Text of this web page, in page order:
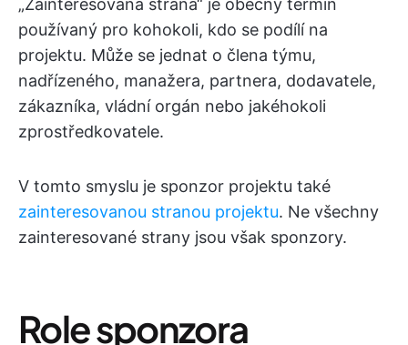
„Zainteresovaná strana“ je obecný termín
používaný pro kohokoli, kdo se podílí na
projektu. Může se jednat o člena týmu,
nadřízeného, manažera, partnera, dodavatele,
zákazníka, vládní orgán nebo jakéhokoli
zprostředkovatele.
V tomto smyslu je sponzor projektu také
zainteresovanou stranou projektu. Ne všechny
zainteresované strany jsou však sponzory.
Role sponzora